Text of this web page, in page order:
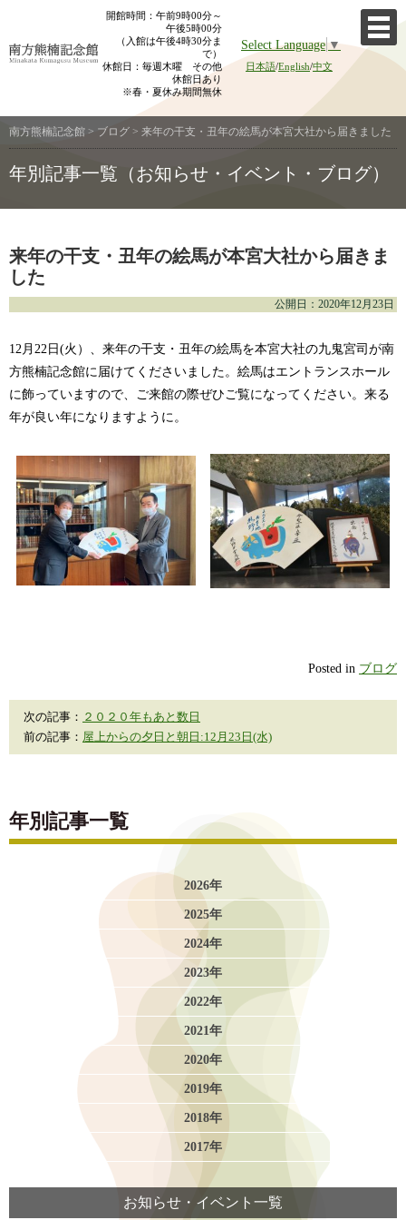
content
開館時間：午前9時00分～
午後5時00分
（入館は午後4時30分ま
で）
休館日：毎週木曜 その他
休館日あり
※春・夏休み期間無休
Select Language▼
日本語/English/中文
南方熊楠記念館 > ブログ > 来年の干支・丑年の絵馬が本宮大社から届きました
年別記事一覧（お知らせ・イベント・ブログ）
来年の干支・丑年の絵馬が本宮大社から届きま
した
公開日：2020年12月23日
12月22日(火）、来年の干支・丑年の絵馬を本宮大社の九鬼宮司が南
方熊楠記念館に届けてくださいました。絵馬はエントランスホール
に飾っていますので、ご来館の際ぜひご覧になってください。来る
年が良い年になりますように。
Posted in ブログ
次の記事： ２０２０年もあと数日
前の記事： 屋上からの夕日と朝日:12月23日(水)
年別記事一覧
2026年
2025年
2024年
2023年
2022年
2021年
2020年
2019年
2018年
2017年
お知らせ・イベント一覧